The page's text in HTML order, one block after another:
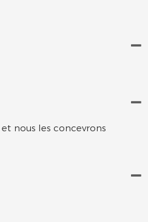
nous les concevrons